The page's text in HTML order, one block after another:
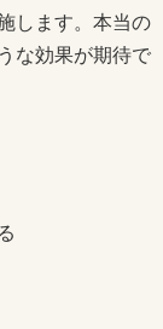
します。本当の
な効果が期待で